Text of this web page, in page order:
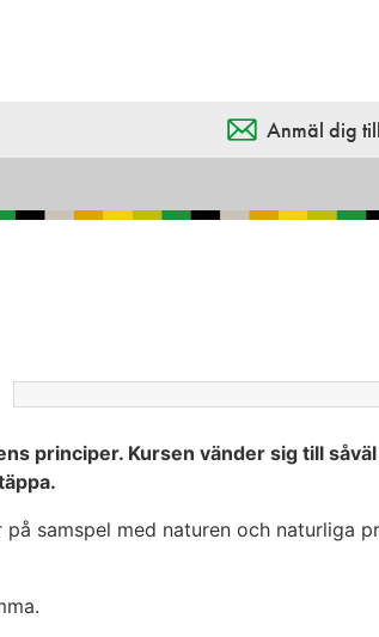
Anmäl dig
principer. Kursen vänder sig till
samspel med naturen och naturliga